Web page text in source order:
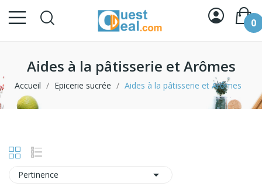
0
Aides à la pâtisserie et Arômes
Accueil Epicerie sucrée Aides à la pâtisserie et Arômes
Pertinence 